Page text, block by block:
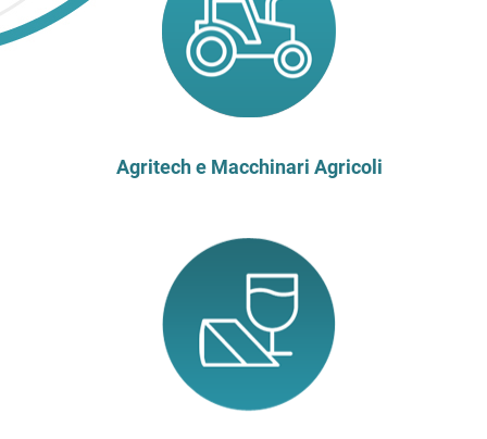
Agritech e Macchinari Agricoli